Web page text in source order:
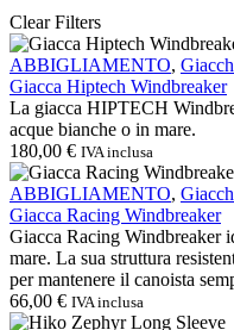
Clear Filters
Giacca
Hiptech
Windbreaker
ABBIGLIAMENTO,
Giacca Hiptech Windbreaker
La giacca HIPTECH
acque bianche o in mare.
180,00 € IVA inclusa
Giacca
Racing
Windbreaker
ABBIGLIAMENTO,
Giacca Racing Windbreaker
Giacca Racing Windbreaker
mare. La sua struttura
per mantenere il canoista
66,00 € IVA inclusa